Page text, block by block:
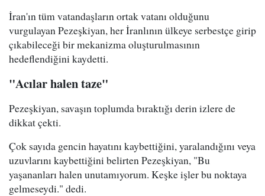
İran'ın tüm vatandaşların ortak vatanı olduğunu
vurgulayan Pezeşkiyan, her İranlının ülkeye serbestçe girip
çıkabileceği bir mekanizma oluşturulmasının
hedeflendiğini kaydetti.
"Acılar halen taze"
Pezeşkiyan, savaşın toplumda bıraktığı derin izlere de
dikkat çekti.
Çok sayıda gencin hayatını kaybettiğini, yaralandığını veya
uzuvlarını kaybettiğini belirten Pezeşkiyan, "Bu
yaşananları halen unutamıyorum. Keşke işler bu noktaya
gelmeseydi." dedi.